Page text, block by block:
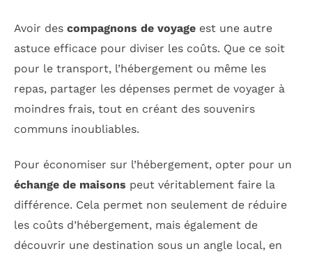
Avoir des compagnons de voyage est une autre
astuce efficace pour diviser les coûts. Que ce soit
pour le transport, l’hébergement ou même les
repas, partager les dépenses permet de voyager à
moindres frais, tout en créant des souvenirs
communs inoubliables.
Pour économiser sur l’hébergement, opter pour un
échange de maisons peut véritablement faire la
différence. Cela permet non seulement de réduire
les coûts d’hébergement, mais également de
découvrir une destination sous un angle local, en